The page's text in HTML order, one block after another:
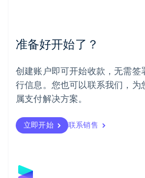
准备好开始了？
创建账户即可开始收款，无需签
行信息。您也可以联系我们，为
属支付解决方案。
立即开始 联系销售
挪威
葡萄牙
Português English
日本
日本語English
瑞典
瑞士
DeutschFrançais
English